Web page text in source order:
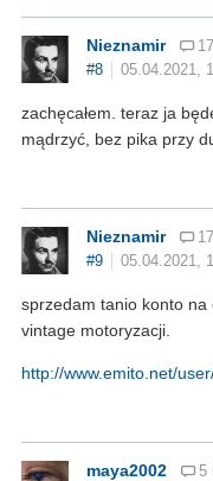
Nieznamir
#8
05.04.2021,
zachęcałem. teraz ja
mądrzyć, bez pika przy
Nieznamir
#9
05.04.2021,
sprzedam tanio konto
vintage motoryzacji.
http://www.emito.net/
maya2002
5